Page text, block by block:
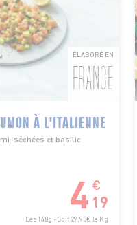
ÉLABORÉ EN
FRANCE
À L'ITALIENNE
séchées et basilic
4 €
19
Les 140g - Soit 29,93€ le Kg